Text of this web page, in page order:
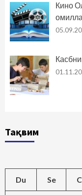
Кино
Тақвим
Du Se